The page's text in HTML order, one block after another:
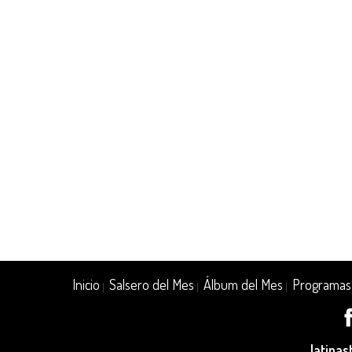
Inicio |Salsero del Mes |Álbum del Mes Programas